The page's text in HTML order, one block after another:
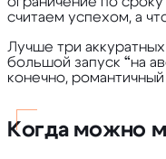
считаем успехом, а
Лучше три
большой запуск “на
конечно,
Когда можно